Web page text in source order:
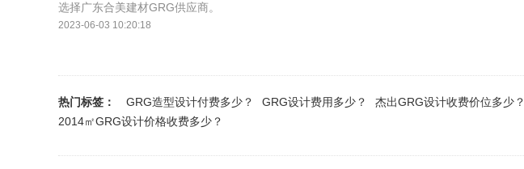
选择广东合美建材GRG供应商。
2023-06-03 10:20:18
热门标签： GRG造型设计付费多少？ GRG设计费用多少？ 杰出GRG设计收费价位多少？
2014㎡GRG设计价格收费多少？